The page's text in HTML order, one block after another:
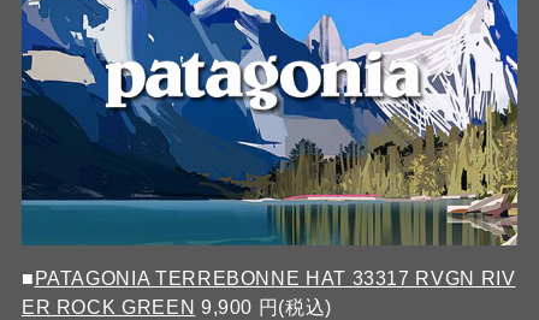
■ PATAGONIA TERREBONNE HAT 33317 RVGN RIV
ER ROCK GREEN 9,900 円(税込)